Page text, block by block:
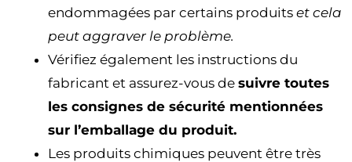
endommagées par certains produits et cela
peut aggraver le problème.
Vérifiez également les instructions du
fabricant et assurez-vous de suivre toutes
les consignes de sécurité mentionnées
sur l’emballage du produit.
Les produits chimiques peuvent être très